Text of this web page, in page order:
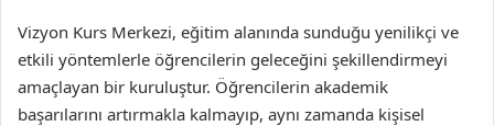
Vizyon Kurs Merkezi, eğitim alanında sunduğu yenilikçi ve
etkili yöntemlerle öğrencilerin geleceğini şekillendirmeyi
amaçlayan bir kuruluştur. Öğrencilerin akademik
başarılarını artırmakla kalmayıp, aynı zamanda kişisel